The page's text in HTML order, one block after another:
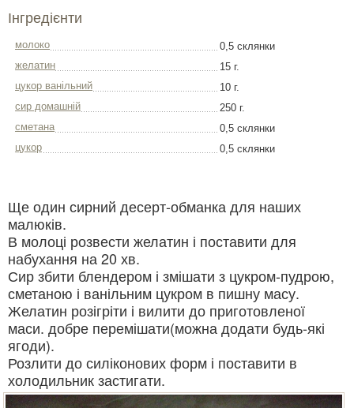
Інгредієнти
молоко
0,5 склянки
желатин
15 г.
цукор ванільний
10 г.
сир домашній
250 г.
сметана
0,5 склянки
цукор
0,5 склянки
Ще один сирний десерт-обманка для наших
малюків.
В молоці розвести желатин і поставити для
набухання на 20 хв.
Сир збити блендером і змішати з цукром-пудрою,
сметаною і ванільним цукром в пишну масу.
Желатин розігріти і вилити до приготовленої
маси. добре перемішати(можна додати будь-які
ягоди).
Розлити до силіконових форм і поставити в
холодильник застигати.